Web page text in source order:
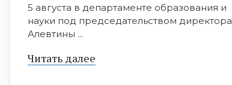
5 августа в департаменте образования и
науки под председательством директора
Алевтины ...
Читать далее